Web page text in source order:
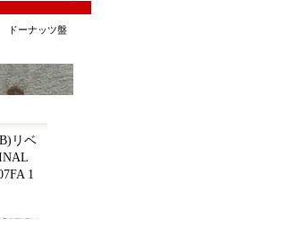
ーナッツ盤
リベ
1